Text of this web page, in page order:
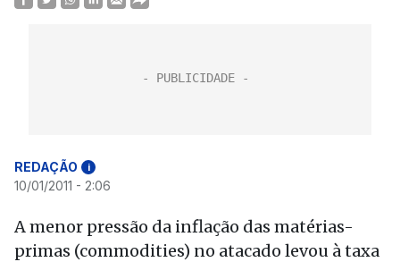
REDAÇÃO i
10/01/2011 - 2:06
A menor pressão da inflação das matérias-
primas (commodities) no atacado levou à taxa